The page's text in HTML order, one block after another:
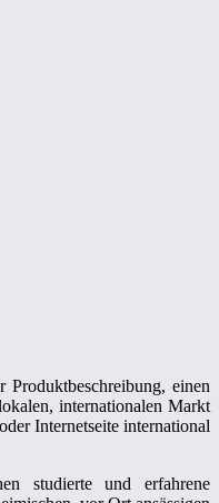
Produktbeschreibung, einen
internationalen Markt
Internetseite international
studierte und erfahrene